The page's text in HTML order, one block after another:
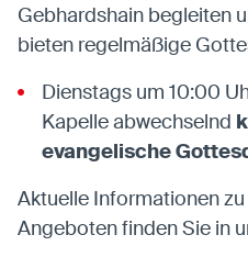
Gebhardshain begleiten
bieten regelmäßige
Dienstags um 10:00
Kapelle abwechselnd
evangelische
Aktuelle Informationen
Angeboten finden Sie in